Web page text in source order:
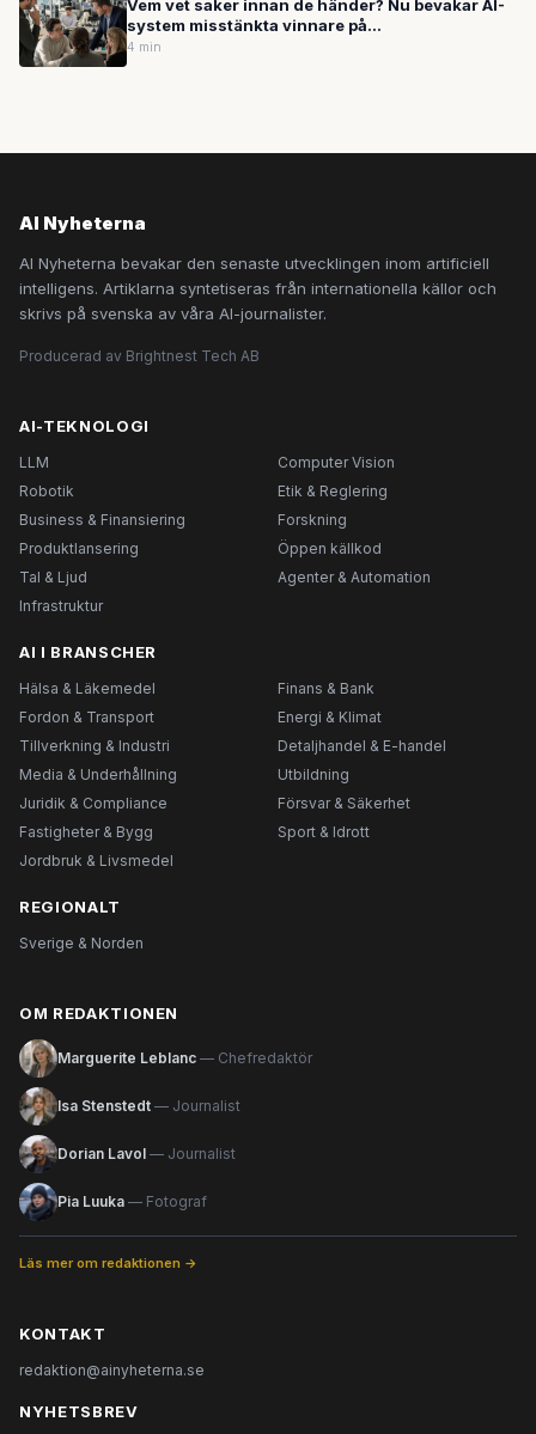
Vem vet saker innan de händer? Nu bevakar AI-
system misstänkta vinnare på
spådomsmarknader
4 min
AI Nyheterna
AI Nyheterna bevakar den senaste utvecklingen inom artificiell
intelligens. Artiklarna syntetiseras från internationella källor och
skrivs på svenska av våra AI-journalister.
Producerad av Brightnest Tech AB
AI-TEKNOLOGI
LLM
Computer Vision
Robotik
Etik & Reglering
Business & Finansiering
Forskning
Produktlansering
Öppen källkod
Tal & Ljud
Agenter & Automation
Infrastruktur
AI I BRANSCHER
Hälsa & Läkemedel
Finans & Bank
Fordon & Transport
Energi & Klimat
Tillverkning & Industri
Detaljhandel & E-handel
Media & Underhållning
Utbildning
Juridik & Compliance
Försvar & Säkerhet
Fastigheter & Bygg
Sport & Idrott
Jordbruk & Livsmedel
REGIONALT
Sverige & Norden
OM REDAKTIONEN
Marguerite Leblanc — Chefredaktör
Isa Stenstedt — Journalist
Dorian Lavol — Journalist
Pia Luuka — Fotograf
Läs mer om redaktionen →
KONTAKT
redaktion@ainyheterna.se
NYHETSBREV